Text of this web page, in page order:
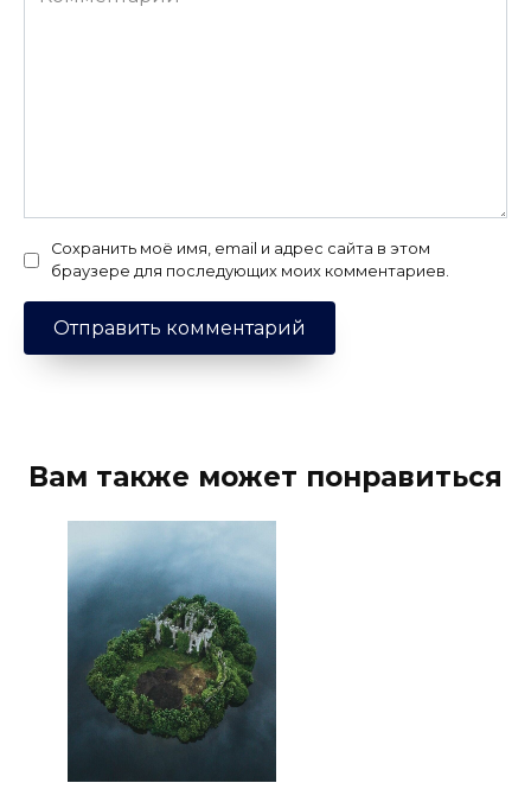
Сохранить моё имя, email и адрес сайта в этом
браузере для последующих моих комментариев.
Вам также может понравиться